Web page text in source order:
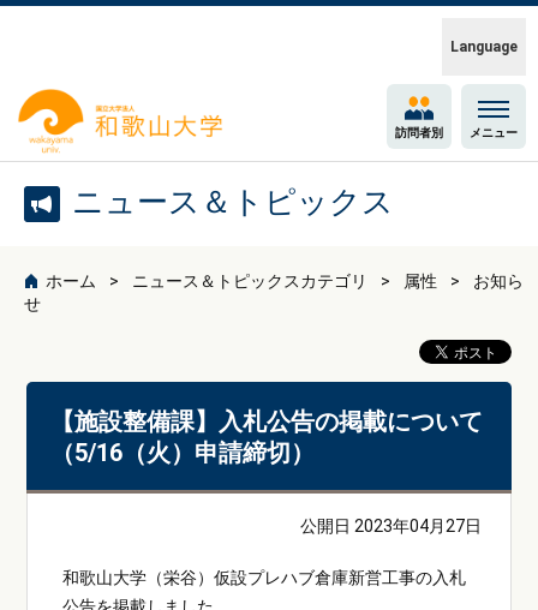
Language
訪問者別 メニュー
ニュース＆トピックス
ホーム ニュース＆トピックスカテゴリ 属性
お知ら
せ
【施設整備課】入札公告の掲載について
（5/16（火）申請締切）
公開日 2023年04月27日
和歌山大学（栄谷）仮設プレハブ倉庫新営工事の入札